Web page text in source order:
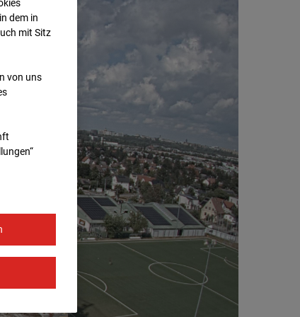
dem in
mit Sitz
von uns